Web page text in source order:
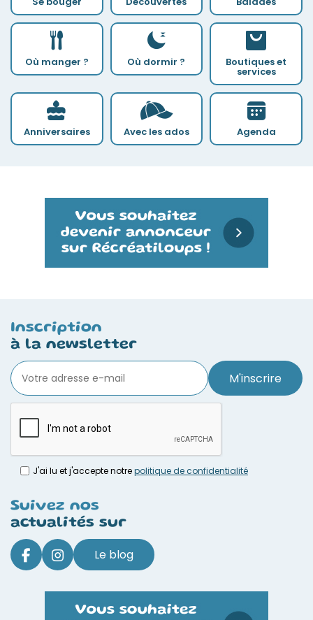
Où manger ? Où dormir ? Boutiques et
services
Anniversaires Avec les ados Agenda
Inscription
à la newsletter
M'inscrire
J'ai lu et j'accepte notrepolitique de confidentialité
Suivez nos
actualités sur
Le blog